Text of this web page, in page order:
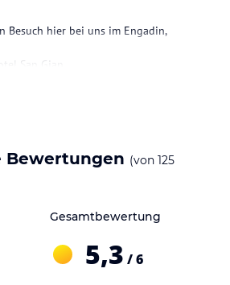
Besuch hier bei uns im Engadin,
San Gian
seine absolut zentrale Lage in St.
die Skiabfahrtspisten von Corvatsch
Bewertungen (von 125
Gesamtbewertung
5,3 / 6